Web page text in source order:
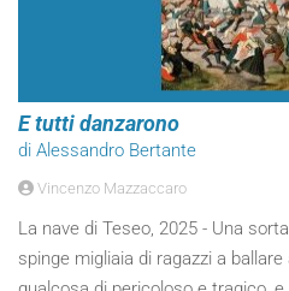
E tutti danzarono
di Alessandro Bertante
Vincenzo Mazzaccaro
La nave di Teseo, 2025 - Una
spinge migliaia di ragazzi a